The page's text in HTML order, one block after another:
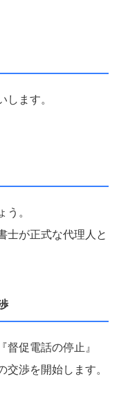
ます。
。
士が正式な代理人と
促電話の停止』
交渉を開始します。